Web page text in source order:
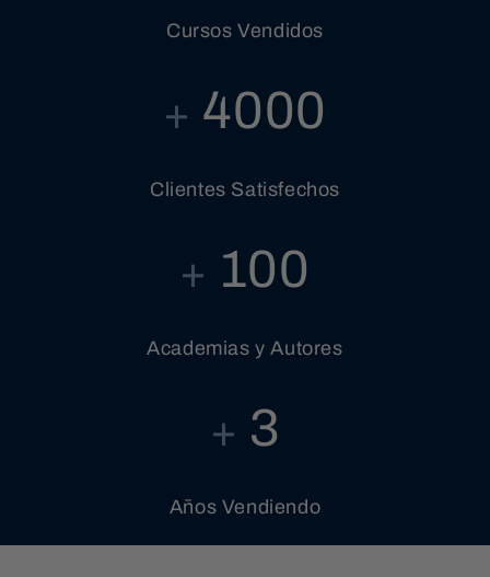
Cursos Vendidos
+ 4000
Clientes Satisfechos
+ 100
Academias y Autores
+ 3
Años Vendiendo